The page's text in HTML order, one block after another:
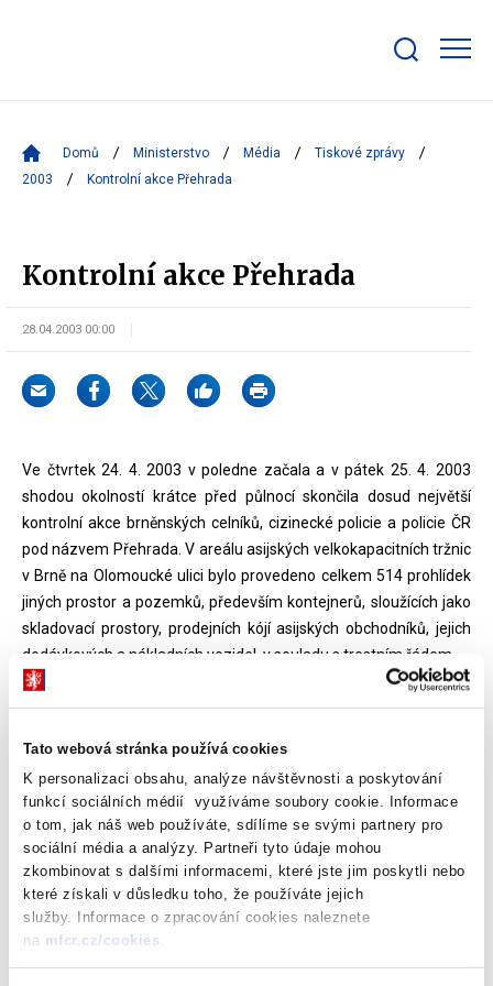
Tato webová stránka používá cookies
K personalizaci obsahu, analýze návštěvnosti a poskytování
funkcí sociálních médií využíváme soubory cookie. Informace
o tom, jak náš web používáte, sdílíme se svými partnery pro
sociální média a analýzy. Partneři tyto údaje mohou
zkombinovat s dalšími informacemi, které jste jim poskytli nebo
které získali v důsledku toho, že používáte jejich
služby. Informace o zpracování cookies naleznete
na mfcr.cz/cookies.
bar
Domů Ministerstvo Média
Tiskové zprávy
2003
Kontrolní akce Přehrada
Kontrolní akce Přehrada
28.04.2003 00:00
Ve čtvrtek 24. 4. 2003 v poledne začala a v pátek 25. 4. 2003
shodou okolností krátce před půlnocí skončila dosud největší
kontrolní akce brněnských celníků, cizinecké policie a policie ČR
pod názvem Přehrada. V areálu asijských velkokapacitních tržnic
v Brně na Olomoucké ulici bylo provedeno celkem 514 prohlídek
jiných prostor a pozemků, především kontejnerů, sloužících jako
skladovací prostory, prodejních kójí asijských obchodníků, jejich
dodávkových a nákladních vozidel, v souladu s trestním řádem.
zboží neoprávněně označeného ochrannou známkou. Převážně
se jednalo o textilní výrobky a obuv (více jak 128 tisíc ks), v
menším množství kožedělné výrobky (opasky a pouzdra na
mobilní telefony). Předpokládaná vyčíslená cena zajištěného
zboží se pohybuje kolem 135 milionů Kč. Zajištěné zboží bude
sloužit jako důkazní materiál prokazující podezření na trestnou
činnost jako zboží opatřené neoprávněně ochrannou známkou
patřící jinému.